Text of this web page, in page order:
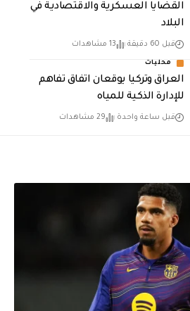
القضايا العسكرية والاقتصادية في
البلاد
قبل 60 دقيقة 13 مشاهدات
محليات
العراق وتركيا يوقعان اتفاق تفاهم
للإدارة الذكية للمياه
قبل ساعة واحدة 29 مشاهدات